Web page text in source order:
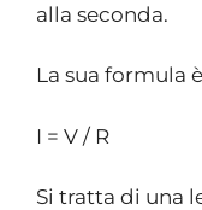
alla seconda.
La sua formula
I = V / R
Si tratta di una